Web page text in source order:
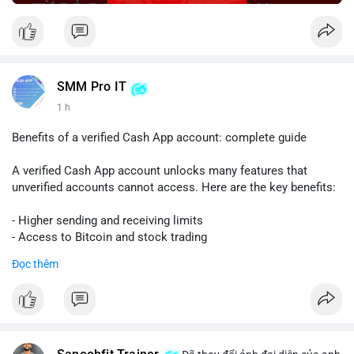
SMM Pro IT
1 h
Benefits of a verified Cash App account: complete guide
A verified Cash App account unlocks many features that
unverified accounts cannot access. Here are the key benefits:
- Higher sending and receiving limits
- Access to Bitcoin and stock trading
- Ability to link a bank account or card
To get verified, you need to provide your full name, date of
Đọc thêm